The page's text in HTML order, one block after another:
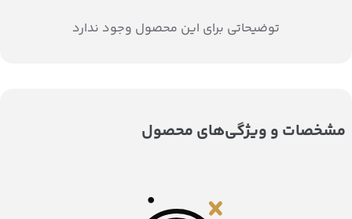
توضیحاتی برای این محصول وجود ندارد
مشخصات و ویژگی‌های محصول